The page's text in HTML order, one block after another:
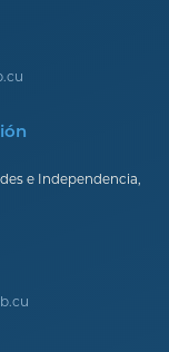
e Independencia,